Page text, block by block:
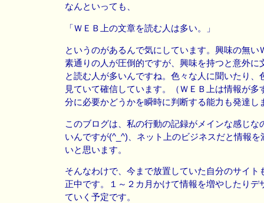
なんといっても、
「ＷＥＢ上の文章を読む人は多い。」
というのがあるんで気にしています。興味の無い
素通りの人が圧倒的ですが、興味を持つと意外に
と読む人が多いんですね。色々な人に聞いたり、
見ていて確信しています。（ＷＥＢ上は情報が多
分に必要かどうかを瞬時に判断する能力も発達し
このブログは、私の行動の記録がメインな感じな
いんですが(^_^)、ネット上のビジネスだと情報を
いと思います。
そんなわけで、今まで放置していた自分のサイト
正中です。１～２カ月かけて情報を増やしたりデ
ていく予定です。